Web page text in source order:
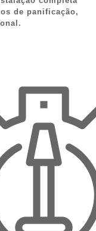
de panificação,